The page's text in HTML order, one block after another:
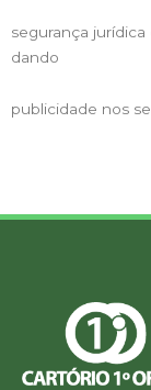
segurança
dando
publicidade nos